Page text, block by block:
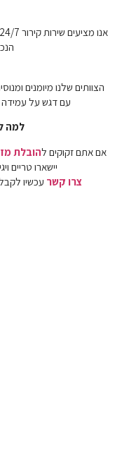
הצוותים שלנו מיומנים
עם דגש על עמידה
למה
אם אתם זקוקים להובלת
יישארו טריים
צרו קשר עכשיו